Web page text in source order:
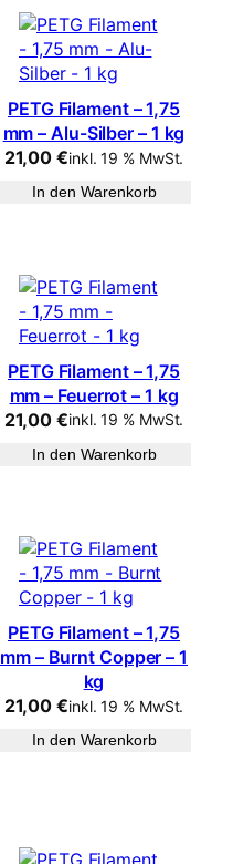
PETG Filament – 1,75
mm – Alu-Silber – 1 kg
21,00€inkl. 19 % MwSt.
In den Warenkorb
PETG Filament – 1,75
mm – Feuerrot – 1 kg
21,00€inkl. 19 % MwSt.
In den Warenkorb
PETG Filament – 1,75
mm – Burnt Copper – 1
kg
21,00€inkl. 19 % MwSt.
In den Warenkorb